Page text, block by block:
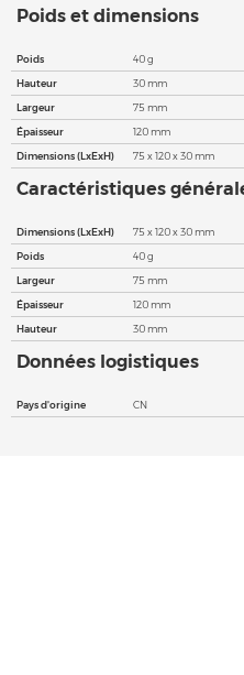
Poids et dimensions
Poids
40 g
Hauteur
30 mm
Largeur
75 mm
Épaisseur
120 mm
Dimensions (LxExH)
75 x 120 x 30 mm
Caractéristiques
Dimensions (LxExH)
75 x 120 x 30 mm
Poids
40 g
Largeur
75 mm
Épaisseur
120 mm
Hauteur
30 mm
Données logistiques
Pays d'origine CN